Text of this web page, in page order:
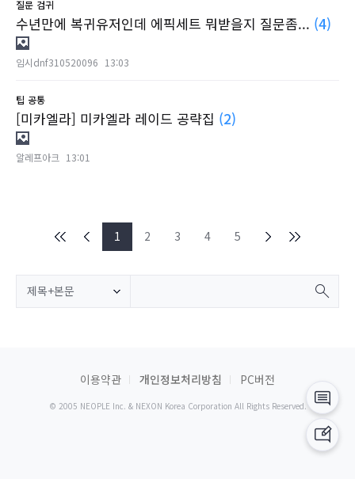
질문 검귀
수년만에 복귀유저인데 에픽세트 뭐받을지 질문좀... (4)
임시dnf310520096 13:03
팁 공통
[미카엘라] 미카엘라 레이드 공략집 (2)
알레프아크 13:01
1 2 3 4 5
제목+본문
이용약관 개인정보처리방침 PC버전
© 2005 NEOPLE Inc. & NEXON Korea Corporation All Rights Reserved.